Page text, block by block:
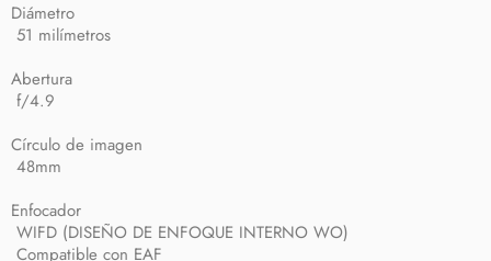
Diámetro
51 milímetros
Abertura
f/4.9
Círculo de imagen
48mm
Enfocador
WIFD (DISEÑO DE ENFOQUE INTERNO WO)
Compatible con EAF